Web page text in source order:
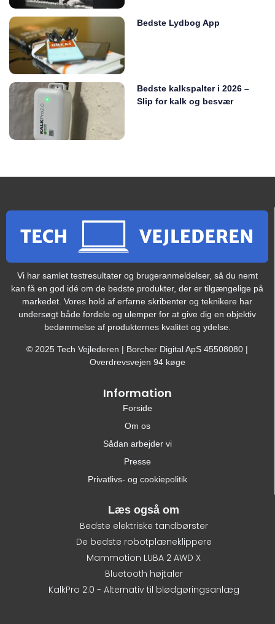
Bedste Lydbog App
Bedste kalkspalter i 2026 –
Slip for kalk og besvær
Vi har samlet testresultater og brugeranmeldelser, så du nemt
kan få en god idé om de bedste produkter, der er tilgængelige på
markedet. Vores hold af erfarne skribenter og teknikere har
undersøgt både fordele og ulemper for at give dig en objektiv
bedømmelse af produkternes kvalitet og ydelse.
© 2025 Tech Vejlederen | Borcher Digital ApS 45508080 |
Overdrevsvejen 94 køge
Information
Forside
Om os
Sådan arbejder vi
Presse
Privatlivs- og cookiepolitik
Læs også om
Bedste elektriske tandbørster
De bedste robotplæneklippere
Mammotion LUBA 2 AWD X
Bluetooth højtaler
KalkPro 2.0 - Alternativ til blødgøringsanlæg